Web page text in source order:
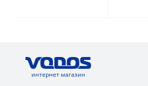
интернет магазин